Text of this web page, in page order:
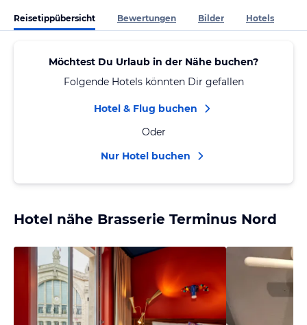
Reisetippübersicht Bewertungen Bilder Hotels
Möchtest Du Urlaub in der Nähe buchen?
Folgende Hotels könnten Dir gefallen
Hotel & Flug buchen
Oder
Nur Hotel buchen
Hotel nähe Brasserie Terminus Nord